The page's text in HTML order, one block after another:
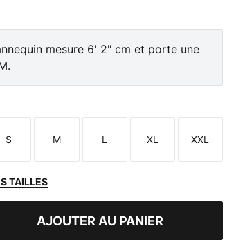
mesure 6' 2" cm et porte une
Taille
S
Taille
M
Taille
L
Taille
XL
Taille
XXL
TAILLES
la liste de souhaits
AJOUTER AU PANIER